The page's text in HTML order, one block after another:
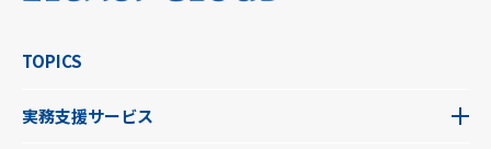
TOPICS
実務支援サービス